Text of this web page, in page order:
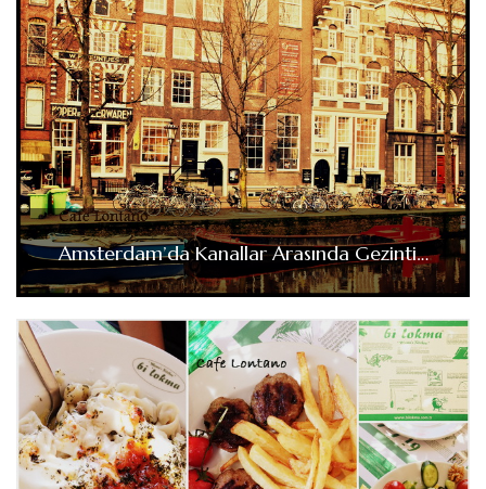
Amsterdam’da Kanallar Arasında Gezinti…